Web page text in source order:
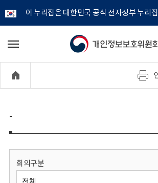
이 누리집은 대한민국 공식 전자정부 누리
개
정
보
메
기
-
회의구분